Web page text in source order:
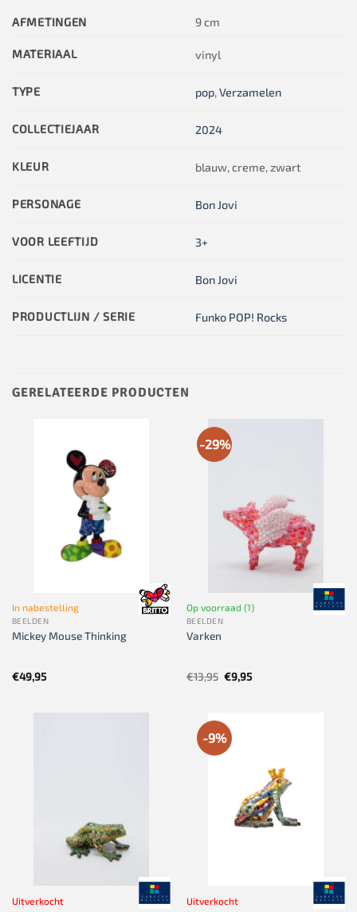
AFMETINGEN 9 cm
MATERIAAL vinyl
TYPE pop,Verzamelen
COLLECTIEJAAR 2024
KLEUR blauw, creme, zwart
PERSONAGE Bon Jovi
VOOR LEEFTIJD 3+
LICENTIE Bon Jovi
PRODUCTLIJN / SERIE Funko POP! Rocks
GERELATEERDE PRODUCTEN
In nabestelling
BEELDEN
Mickey Mouse Thinking
€49,95
-29%
Op voorraad (1)
BEELDEN
Varken
€13,95 Oorspronkelijke
prijs
€9,95Huidige
Uitverkocht
-9%
Uitverkocht